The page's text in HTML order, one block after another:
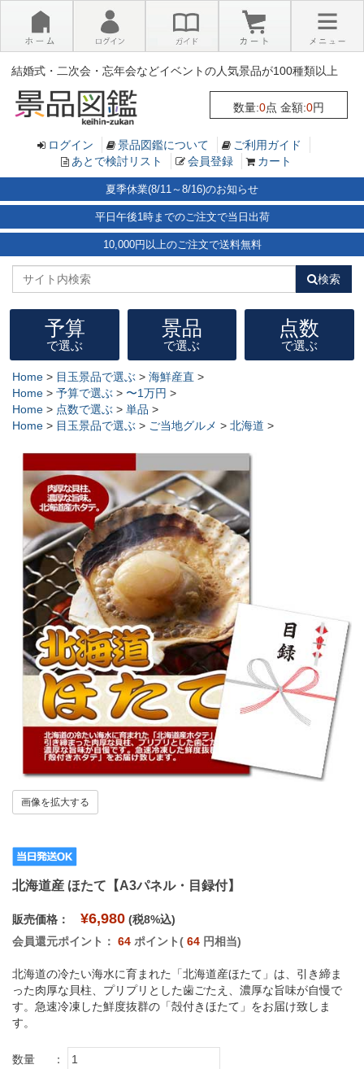
結婚式・二次会・忘年会などイベントの人気景品が100種類以上
数量:0点 金額:0円
×
ログイン 景品図鑑について
ご利用ガイド
あとで検討リスト
会員登録 カート
夏季休業(8/11～8/16)のお知らせ
平日午後1時までのご注文で当日出荷
10,000円以上のご注文で送料無料
検索
予算
で選ぶ
景品
で選ぶ
点数
で選ぶ
Home > 目玉景品で選ぶ > 海鮮産直 >
Home > 予算で選ぶ > 〜1万円 >
Home > 点数で選ぶ > 単品 >
Home > 目玉景品で選ぶ > ご当地グルメ > 北海道 >
画像を拡大する
北海道産 ほたて【A3パネル・目録付】
販売価格： ¥6,980 (税8%込)
会員還元ポイント： 64 ポイント( 64 円相当)
北海道の冷たい海水に育まれた「北海道産ほたて」は、引き締ま
った肉厚な貝柱、プリプリとした歯ごたえ、濃厚な旨味が自慢で
す。急速冷凍した鮮度抜群の「殻付きほたて」をお届け致しま
す。
数量 ：